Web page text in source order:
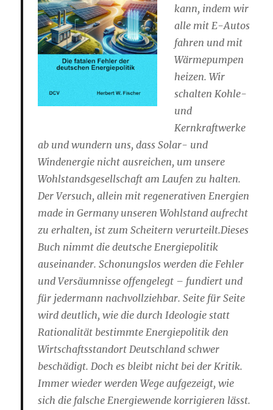
kann, indem wir
alle mit E-Autos
fahren und mit
Wärmepumpen
heizen. Wir
schalten Kohle-
und
Kernkraftwerke
ab und wundern uns, dass Solar- und
Windenergie nicht ausreichen, um unsere
Wohlstandsgesellschaft am Laufen zu halten.
Der Versuch, allein mit regenerativen Energien
made in Germany unseren Wohlstand aufrecht
zu erhalten, ist zum Scheitern verurteilt.Dieses
Buch nimmt die deutsche Energiepolitik
auseinander. Schonungslos werden die Fehler
und Versäumnisse offengelegt – fundiert und
für jedermann nachvollziehbar. Seite für Seite
wird deutlich, wie die durch Ideologie statt
Rationalität bestimmte Energiepolitik den
Wirtschaftsstandort Deutschland schwer
beschädigt. Doch es bleibt nicht bei der Kritik.
Immer wieder werden Wege aufgezeigt, wie
sich die falsche Energiewende korrigieren lässt.